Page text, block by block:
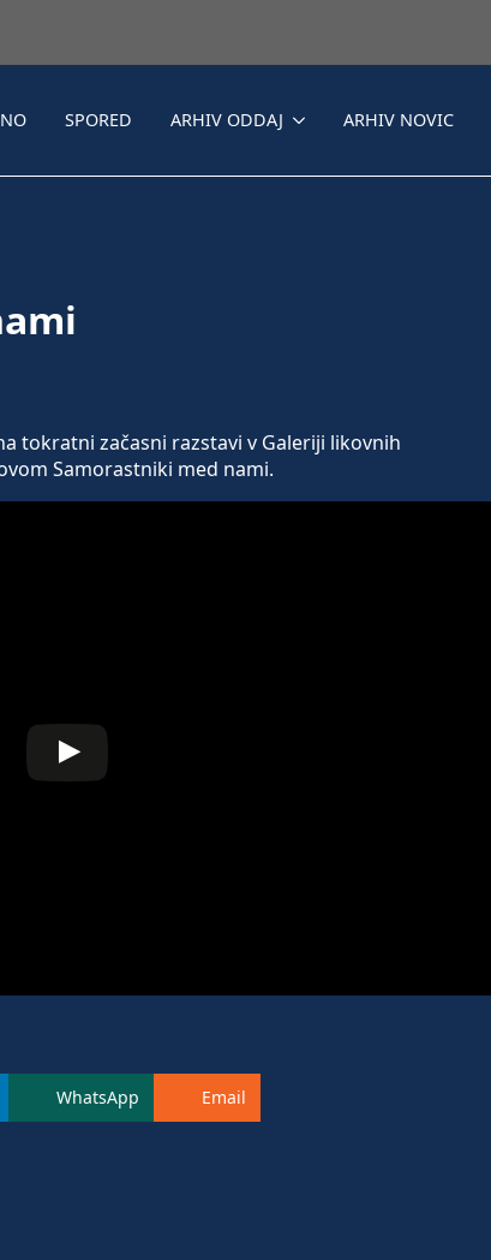
SPORED ARHIV ODDAJ ARHIV NOVIC
tokratni začasni razstavi v Galeriji likovnih
Samorastniki med nami.
WhatsApp Email